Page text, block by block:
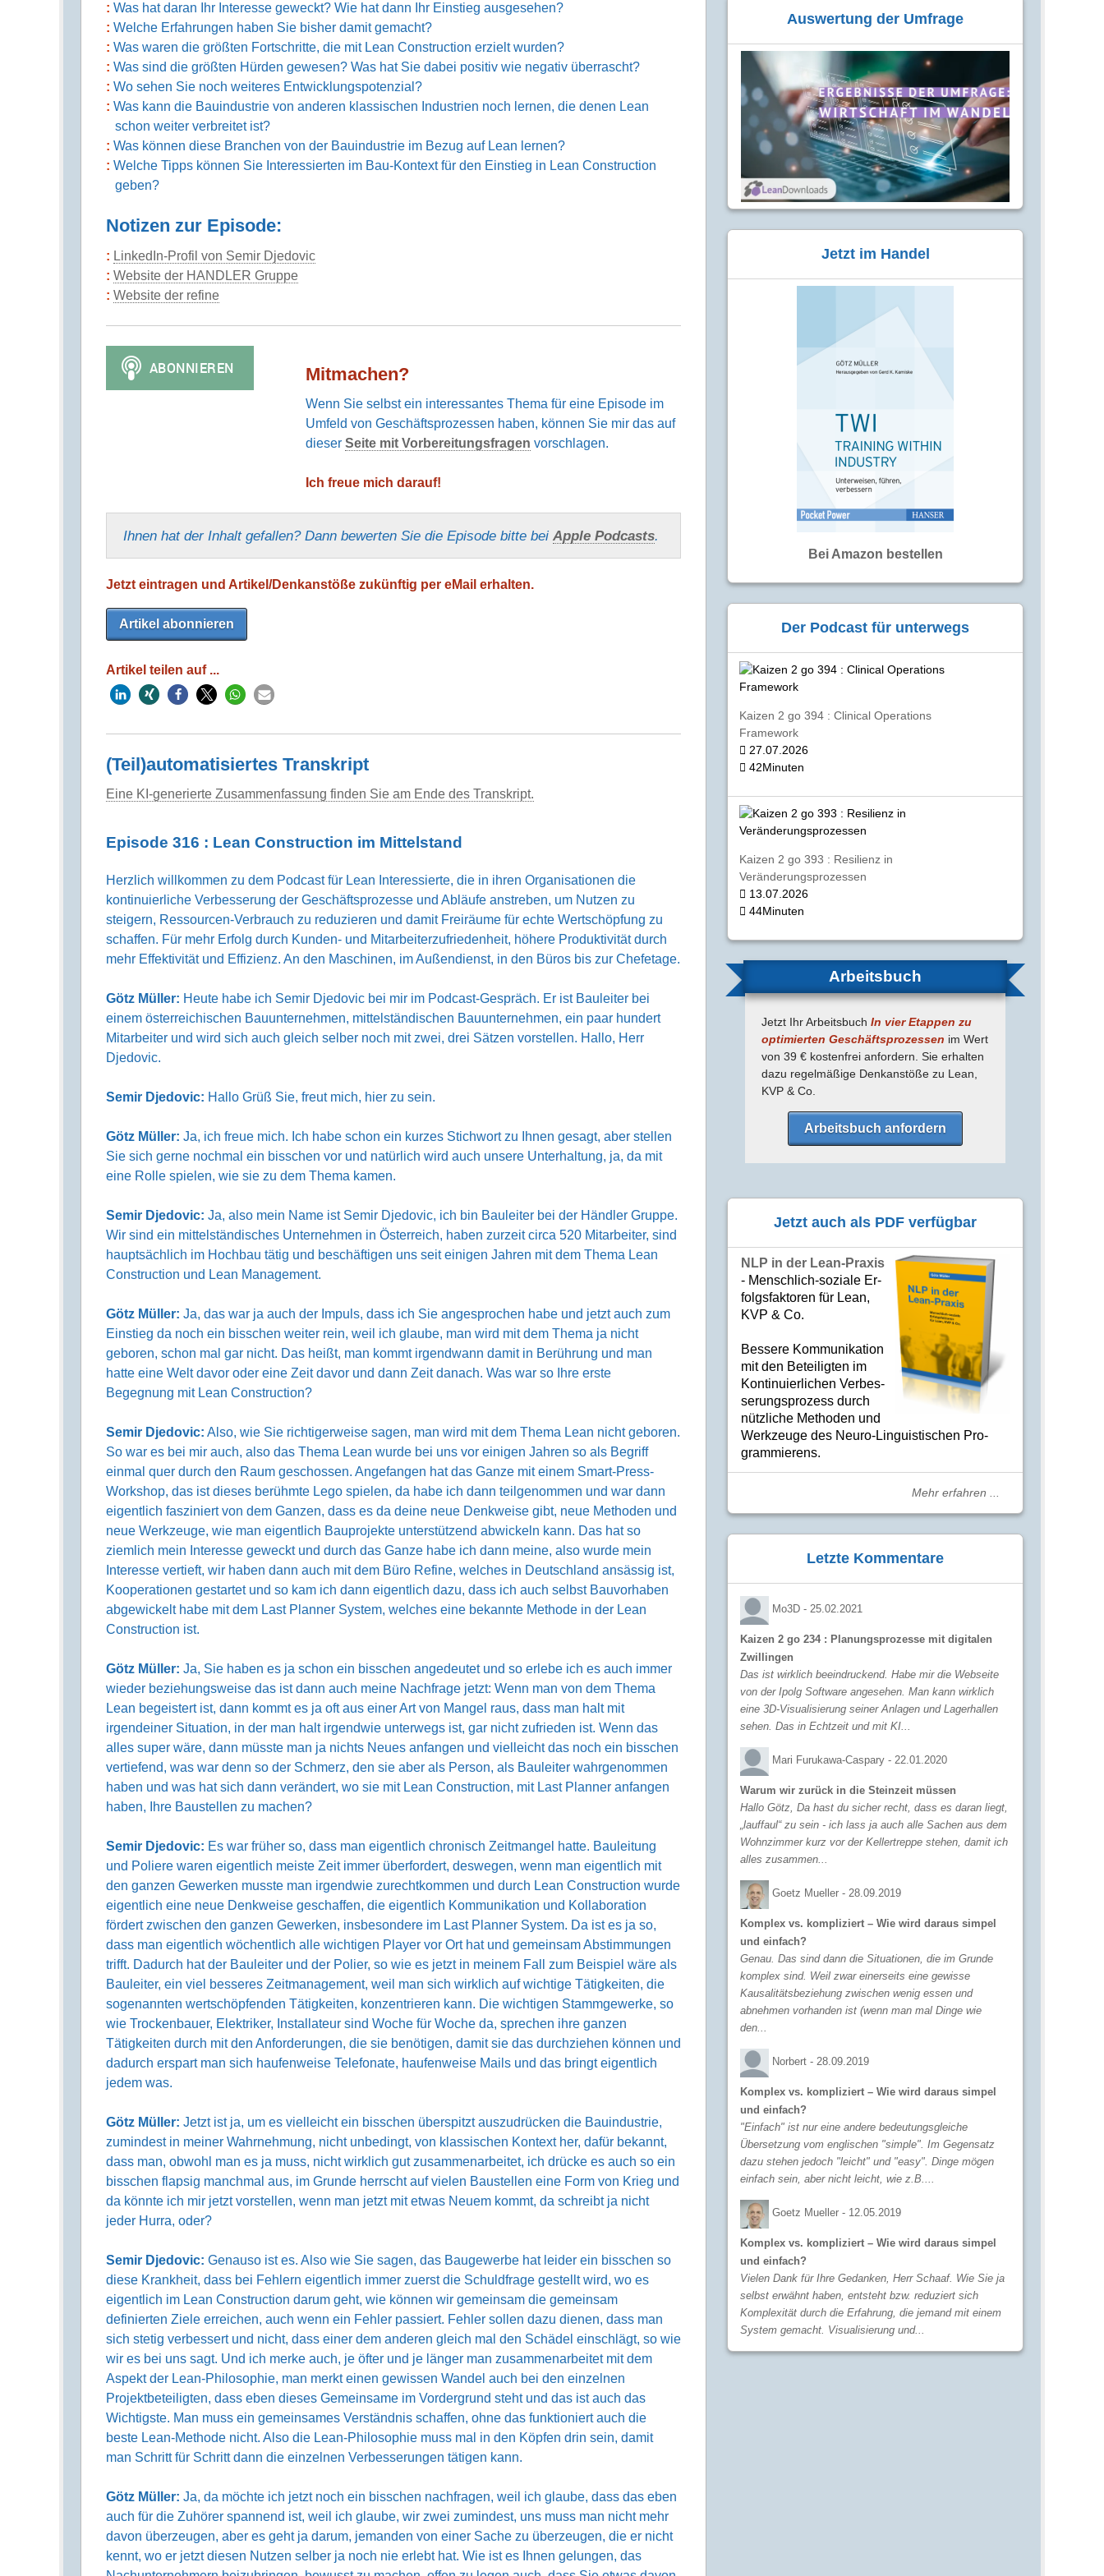
Was hat daran Ihr Interesse geweckt? Wie hat dann Ihr Einstieg ausgesehen?
Welche Erfahrungen haben Sie bisher damit gemacht?
Was waren die größten Fortschritte, die mit Lean Construction erzielt wurden?
Was sind die größten Hürden gewesen? Was hat Sie dabei positiv wie negativ überrascht?
Wo sehen Sie noch weiteres Entwicklungspotenzial?
Was kann die Bauindustrie von anderen klassischen Industrien noch lernen, die denen Lean
schon weiter verbreitet ist?
Was können diese Branchen von der Bauindustrie im Bezug auf Lean lernen?
Welche Tipps können Sie Interessierten im Bau-Kontext für den Einstieg in Lean Construction
geben?
Notizen zur Episode:
LinkedIn-Profil von Semir Djedovic
Website der HANDLER Gruppe
Website der refine
Mitmachen?
Wenn Sie selbst ein interessantes Thema für eine Episode im
Umfeld von Geschäftsprozessen haben, können Sie mir das auf
dieser Seite mit Vorbereitungsfragen vorschlagen.
Ich freue mich darauf!
Ihnen hat der Inhalt gefallen? Dann bewerten Sie die Episode bitte bei Apple Podcasts.
Jetzt eintragen und Artikel/Denkanstöße zukünftig per eMail erhalten.
Artikel abonnieren
Artikel teilen auf ...
(Teil)automatisiertes Transkript
Eine KI-generierte Zusammenfassung finden Sie am Ende des Transkript.
Episode 316 : Lean Construction im Mittelstand
Herzlich willkommen zu dem Podcast für Lean Interessierte, die in ihren Organisationen die
kontinuierliche Verbesserung der Geschäftsprozesse und Abläufe anstreben, um Nutzen zu
steigern, Ressourcen-Verbrauch zu reduzieren und damit Freiräume für echte Wertschöpfung zu
schaffen. Für mehr Erfolg durch Kunden- und Mitarbeiterzufriedenheit, höhere Produktivität durch
mehr Effektivität und Effizienz. An den Maschinen, im Außendienst, in den Büros bis zur Chefetage.
Götz Müller: Heute habe ich Semir Djedovic bei mir im Podcast-Gespräch. Er ist Bauleiter bei
einem österreichischen Bauunternehmen, mittelständischen Bauunternehmen, ein paar hundert
Mitarbeiter und wird sich auch gleich selber noch mit zwei, drei Sätzen vorstellen. Hallo, Herr
Djedovic.
Semir Djedovic: Hallo Grüß Sie, freut mich, hier zu sein.
Götz Müller: Ja, ich freue mich. Ich habe schon ein kurzes Stichwort zu Ihnen gesagt, aber stellen
Sie sich gerne nochmal ein bisschen vor und natürlich wird auch unsere Unterhaltung, ja, da mit
eine Rolle spielen, wie sie zu dem Thema kamen.
Semir Djedovic: Ja, also mein Name ist Semir Djedovic, ich bin Bauleiter bei der Händler Gruppe.
Wir sind ein mittelständisches Unternehmen in Österreich, haben zurzeit circa 520 Mitarbeiter, sind
hauptsächlich im Hochbau tätig und beschäftigen uns seit einigen Jahren mit dem Thema Lean
Construction und Lean Management.
Götz Müller: Ja, das war ja auch der Impuls, dass ich Sie angesprochen habe und jetzt auch zum
Einstieg da noch ein bisschen weiter rein, weil ich glaube, man wird mit dem Thema ja nicht
geboren, schon mal gar nicht. Das heißt, man kommt irgendwann damit in Berührung und man
hatte eine Welt davor oder eine Zeit davor und dann Zeit danach. Was war so Ihre erste
Begegnung mit Lean Construction?
Semir Djedovic: Also, wie Sie richtigerweise sagen, man wird mit dem Thema Lean nicht geboren.
So war es bei mir auch, also das Thema Lean wurde bei uns vor einigen Jahren so als Begriff
einmal quer durch den Raum geschossen. Angefangen hat das Ganze mit einem Smart-Press-
Workshop, das ist dieses berühmte Lego spielen, da habe ich dann teilgenommen und war dann
eigentlich fasziniert von dem Ganzen, dass es da deine neue Denkweise gibt, neue Methoden und
neue Werkzeuge, wie man eigentlich Bauprojekte unterstützend abwickeln kann. Das hat so
ziemlich mein Interesse geweckt und durch das Ganze habe ich dann meine, also wurde mein
Interesse vertieft, wir haben dann auch mit dem Büro Refine, welches in Deutschland ansässig ist,
Kooperationen gestartet und so kam ich dann eigentlich dazu, dass ich auch selbst Bauvorhaben
abgewickelt habe mit dem Last Planner System, welches eine bekannte Methode in der Lean
Construction ist.
Götz Müller: Ja, Sie haben es ja schon ein bisschen angedeutet und so erlebe ich es auch immer
wieder beziehungsweise das ist dann auch meine Nachfrage jetzt: Wenn man von dem Thema
Lean begeistert ist, dann kommt es ja oft aus einer Art von Mangel raus, dass man halt mit
irgendeiner Situation, in der man halt irgendwie unterwegs ist, gar nicht zufrieden ist. Wenn das
alles super wäre, dann müsste man ja nichts Neues anfangen und vielleicht das noch ein bisschen
vertiefend, was war denn so der Schmerz, den sie aber als Person, als Bauleiter wahrgenommen
haben und was hat sich dann verändert, wo sie mit Lean Construction, mit Last Planner anfangen
haben, Ihre Baustellen zu machen?
Semir Djedovic: Es war früher so, dass man eigentlich chronisch Zeitmangel hatte. Bauleitung
und Poliere waren eigentlich meiste Zeit immer überfordert, deswegen, wenn man eigentlich mit
den ganzen Gewerken musste man irgendwie zurechtkommen und durch Lean Construction wurde
eigentlich eine neue Denkweise geschaffen, die eigentlich Kommunikation und Kollaboration
fördert zwischen den ganzen Gewerken, insbesondere im Last Planner System. Da ist es ja so,
dass man eigentlich wöchentlich alle wichtigen Player vor Ort hat und gemeinsam Abstimmungen
trifft. Dadurch hat der Bauleiter und der Polier, so wie es jetzt in meinem Fall zum Beispiel wäre als
Bauleiter, ein viel besseres Zeitmanagement, weil man sich wirklich auf wichtige Tätigkeiten, die
sogenannten wertschöpfenden Tätigkeiten, konzentrieren kann. Die wichtigen Stammgewerke, so
wie Trockenbauer, Elektriker, Installateur sind Woche für Woche da, sprechen ihre ganzen
Tätigkeiten durch mit den Anforderungen, die sie benötigen, damit sie das durchziehen können und
dadurch erspart man sich haufenweise Telefonate, haufenweise Mails und das bringt eigentlich
jedem was.
Götz Müller: Jetzt ist ja, um es vielleicht ein bisschen überspitzt auszudrücken die Bauindustrie,
zumindest in meiner Wahrnehmung, nicht unbedingt, von klassischen Kontext her, dafür bekannt,
dass man, obwohl man es ja muss, nicht wirklich gut zusammenarbeitet, ich drücke es auch so ein
bisschen flapsig manchmal aus, im Grunde herrscht auf vielen Baustellen eine Form von Krieg und
da könnte ich mir jetzt vorstellen, wenn man jetzt mit etwas Neuem kommt, da schreibt ja nicht
jeder Hurra, oder?
Semir Djedovic: Genauso ist es. Also wie Sie sagen, das Baugewerbe hat leider ein bisschen so
diese Krankheit, dass bei Fehlern eigentlich immer zuerst die Schuldfrage gestellt wird, wo es
eigentlich im Lean Construction darum geht, wie können wir gemeinsam die gemeinsam
definierten Ziele erreichen, auch wenn ein Fehler passiert. Fehler sollen dazu dienen, dass man
sich stetig verbessert und nicht, dass einer dem anderen gleich mal den Schädel einschlägt, so wie
wir es bei uns sagt. Und ich merke auch, je öfter und je länger man zusammenarbeitet mit dem
Aspekt der Lean-Philosophie, man merkt einen gewissen Wandel auch bei den einzelnen
Projektbeteiligten, dass eben dieses Gemeinsame im Vordergrund steht und das ist auch das
Wichtigste. Man muss ein gemeinsames Verständnis schaffen, ohne das funktioniert auch die
beste Lean-Methode nicht. Also die Lean-Philosophie muss mal in den Köpfen drin sein, damit
man Schritt für Schritt dann die einzelnen Verbesserungen tätigen kann.
Götz Müller: Ja, da möchte ich jetzt noch ein bisschen nachfragen, weil ich glaube, dass das eben
auch für die Zuhörer spannend ist, weil ich glaube, wir zwei zumindest, uns muss man nicht mehr
davon überzeugen, aber es geht ja darum, jemanden von einer Sache zu überzeugen, die er nicht
kennt, wo er jetzt diesen Nutzen selber ja noch nie erlebt hat. Wie ist es Ihnen gelungen, das
Auswertung der Umfrage
Jetzt im Handel
Bei Amazon bestellen
Der Podcast für unterwegs
Kaizen 2 go 394 : Clinical Operations
Framework
27.07.2026
42Minuten
Kaizen 2 go 393 : Resilienz in
Veränderungsprozessen
13.07.2026
44Minuten
Arbeitsbuch
Jetzt Ihr Arbeitsbuch In vier Etappen zu
optimierten Geschäfts­prozessen im Wert
von 39 € kostenfrei anfordern. Sie erhalten
dazu regel­mäßige Denk­anstöße zu Lean,
KVP & Co.
Arbeitsbuch anfordern
Jetzt auch als PDF verfügbar
NLP in der Lean-Praxis
- Mensch­lich-soziale Er­
folgs­fak­to­ren für Lean,
KVP & Co.
Bes­se­re Kom­­mu­­ni­ka­tion
mit den Betei­lig­ten im
Kon­ti­nuier­li­chen Ver­bes­
se­rungs­­pro­­zess durch
nütz­­liche Me­­tho­­den und
Werk­­zeuge des Neuro-Linguis­­ti­schen Pro­­
gram­­mie­­rens.
Mehr erfahren ...
Letzte Kommentare
Mo3D - 25.02.2021
Kaizen 2 go 234 : Planungsprozesse mit digitalen
Zwillingen
Das ist wirklich beeindruckend. Habe mir die Webseite
von der Ipolg Software angesehen. Man kann wirklich
eine 3D-Visualisierung seiner Anlagen und Lagerhallen
sehen. Das in Echtzeit und mit KI...
Mari Furukawa-Caspary - 22.01.2020
Warum wir zurück in die Steinzeit müssen
Hallo Götz, Da hast du sicher recht, dass es daran liegt,
„lauffaul“ zu sein - ich lass ja auch alle Sachen aus dem
Wohnzimmer kurz vor der Kellertreppe stehen, damit ich
alles zusammen...
Goetz Mueller - 28.09.2019
Komplex vs. kompliziert – Wie wird daraus simpel
und einfach?
Genau. Das sind dann die Situationen, die im Grunde
komplex sind. Weil zwar einerseits eine gewisse
Kausalitätsbeziehung zwischen wenig essen und
abnehmen vorhanden ist (wenn man mal Dinge wie
den...
Norbert - 28.09.2019
Komplex vs. kompliziert – Wie wird daraus simpel
und einfach?
"Einfach" ist nur eine andere bedeutungsgleiche
Übersetzung vom englischen "simple". Im Gegensatz
dazu stehen jedoch "leicht" und "easy". Dinge mögen
einfach sein, aber nicht leicht, wie z.B....
Goetz Mueller - 12.05.2019
Komplex vs. kompliziert – Wie wird daraus simpel
und einfach?
Vielen Dank für Ihre Gedanken, Herr Schaaf. Wie Sie ja
selbst erwähnt haben, entsteht bzw. reduziert sich
Komplexität durch die Erfahrung, die jemand mit einem
System gemacht. Visualisierung und...